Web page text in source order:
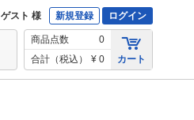
ゲスト 様 新規登録 ログイン
商品点数
0
合計（税込）
¥ 0 カート